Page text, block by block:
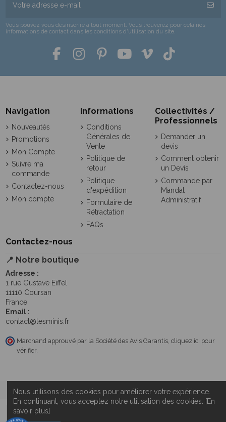
Vous pouvez vous désinscrire à tout moment. Vous trouverez pour cela nos
informations de contact dans les conditions d'utilisation du site.
Navigation
Nouveautés
Promotions
Mon Compte
Suivre ma
commande
Contactez-nous
Mon compte
Informations
Conditions
Générales de
Vente
Politique de
retour
Politique
d'expédition
Formulaire de
Rétractation
FAQs
Collectivités /
Professionnels
Demander un
devis
Comment obtenir
un Devis
Commande par
Mandat
Administratif
Contactez-nous
📍 Notre boutique
Adresse :
1 rue Gustave Eiffel
11110 Coursan
France
Email :
contact@lesminis.fr
Marchand approuvé par la Société des Avis Garantis, cliquez ici pour
vérifier.
Nous utilisons des cookies pour améliorer votre expérience.
En continuant, vous acceptez notre utilisation des cookies. [En
savoir plus]